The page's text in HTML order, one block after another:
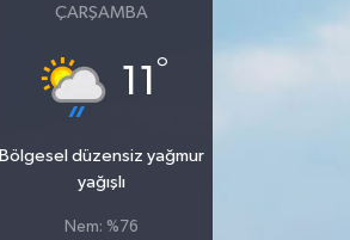
ÇARŞAMBA
11 °
Bölgesel düzensiz yağmur
yağışlı
Nem: %76